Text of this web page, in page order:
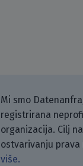
Mi smo
registrirana
organizacija. Cilj
ostvarivanju
više.